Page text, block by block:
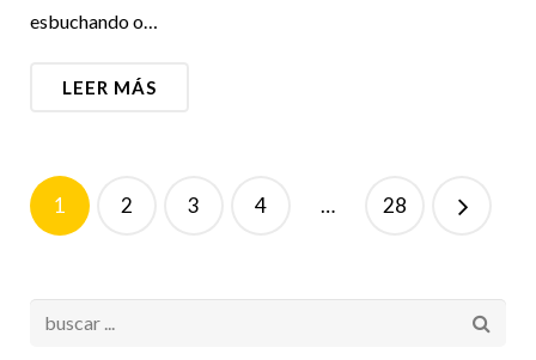
esbuchando o…
LEER MÁS
1 2 3 4 … 28